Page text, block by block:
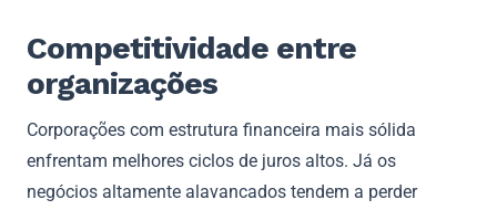
Competitividade entre
organizações
Corporações com estrutura financeira mais sólida
enfrentam melhores ciclos de juros altos. Já os
negócios altamente alavancados tendem a perder